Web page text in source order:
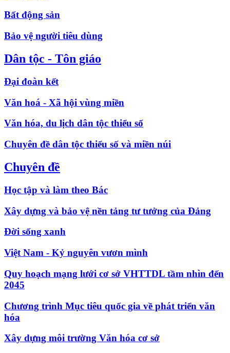
Bất động sản
Bảo vệ người tiêu dùng
Dân tộc - Tôn giáo
Đại đoàn kết
Văn hoá - Xã hội vùng miền
Văn hóa, du lịch dân tộc thiểu số
Chuyên đề dân tộc thiểu số và miền núi
Chuyên đề
Học tập và làm theo Bác
Xây dựng và bảo vệ nền tảng tư tưởng của Đảng
Đời sống xanh
Việt Nam - Kỷ nguyên vươn mình
Quy hoạch mạng lưới cơ sở VHTTDL tầm nhìn đến
2045
Chương trình Mục tiêu quốc gia về phát triển văn
hóa
Xây dựng môi trường Văn hóa cơ sở